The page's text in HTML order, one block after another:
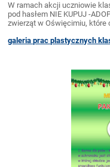
W ramach akcji uczniowie
pod hasłem NIE KUPUJ -
zwierząt w Oświęcimiu, które
galeria prac plastycznych